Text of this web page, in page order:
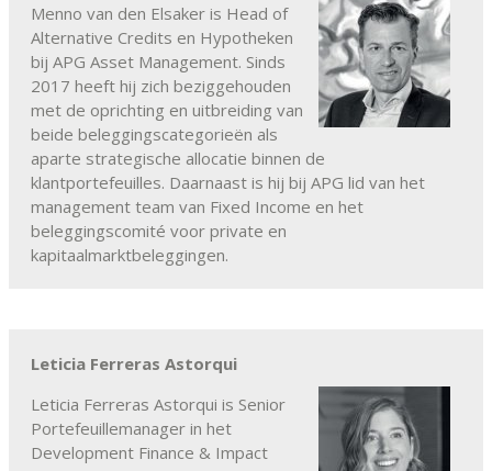
Menno van den Elsaker is Head of
Alternative Credits en Hypotheken
bij APG Asset Management. Sinds
2017 heeft hij zich beziggehouden
met de oprichting en uitbreiding van
beide beleggingscategorieën als
aparte strategische allocatie binnen de
klantportefeuilles. Daarnaast is hij bij APG lid van het
management team van Fixed Income en het
beleggingscomité voor private en
kapitaalmarktbeleggingen.
Leticia Ferreras Astorqui
Leticia Ferreras Astorqui is Senior
Portefeuillemanager in het
Development Finance & Impact